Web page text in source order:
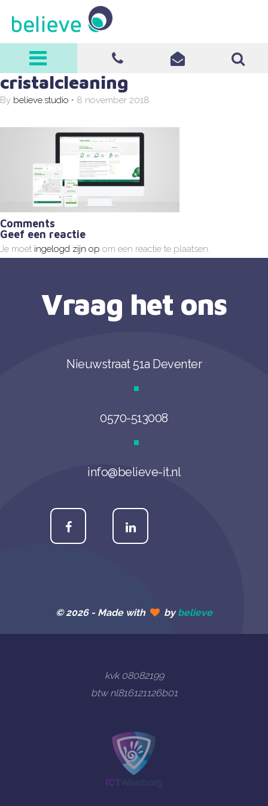
believe
0570-513008
cristalcleaning
By believe.studio • 8 november 2018
Comments
Geef een reactie
Je moet ingelogd zijn op om een reactie te plaatsen.
Vraag het ons
Nieuwstraat 51a Deventer
0570-513008
info@believe-it.nl
© 2026 - Made with bybelieve
kvk 08082199
btw nl816121126b01